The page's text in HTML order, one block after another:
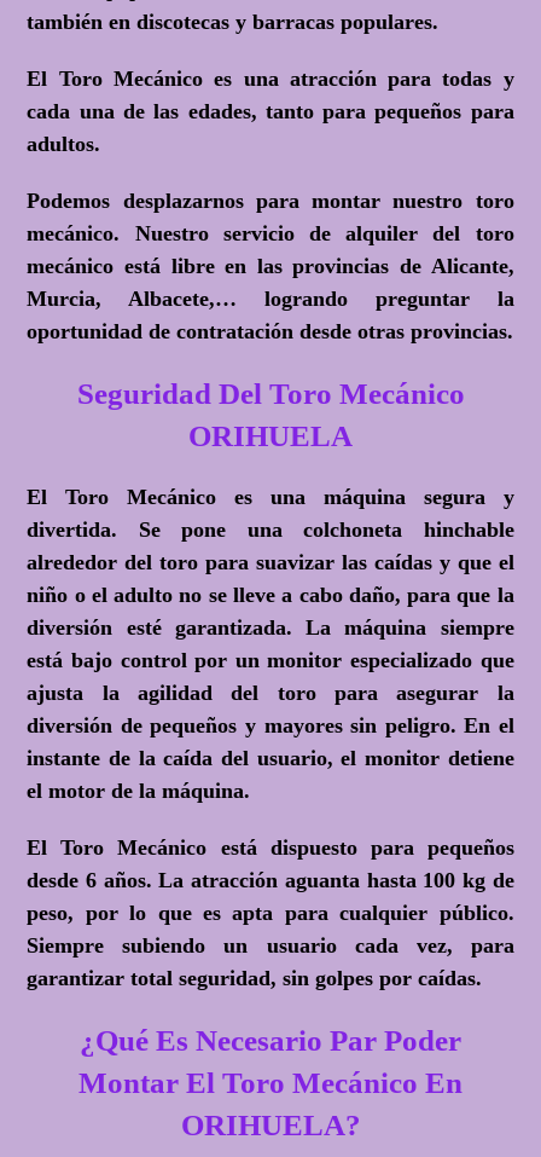
también en discotecas y barracas populares.
El Toro Mecánico es una atracción para todas y
cada una de las edades, tanto para pequeños para
adultos.
Podemos desplazarnos para montar nuestro toro
mecánico. Nuestro servicio de alquiler del toro
mecánico está libre en las provincias de Alicante,
Murcia, Albacete,… logrando preguntar la
oportunidad de contratación desde otras provincias.
Seguridad Del Toro Mecánico
ORIHUELA
El Toro Mecánico es una máquina segura y
divertida. Se pone una colchoneta hinchable
alrededor del toro para suavizar las caídas y que el
niño o el adulto no se lleve a cabo daño, para que la
diversión esté garantizada. La máquina siempre
está bajo control por un monitor especializado que
ajusta la agilidad del toro para asegurar la
diversión de pequeños y mayores sin peligro. En el
instante de la caída del usuario, el monitor detiene
el motor de la máquina.
El Toro Mecánico está dispuesto para pequeños
desde 6 años. La atracción aguanta hasta 100 kg de
peso, por lo que es apta para cualquier público.
Siempre subiendo un usuario cada vez, para
garantizar total seguridad, sin golpes por caídas.
¿Qué Es Necesario Par Poder
Montar El Toro Mecánico En
ORIHUELA?